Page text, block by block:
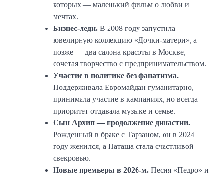
которых — маленький фильм о любви и
мечтах.
Бизнес-леди. В 2008 году запустила
ювелирную коллекцию «Дочки-матери», а
позже — два салона красоты в Москве,
сочетая творчество с предпринимательством.
Участие в политике без фанатизма.
Поддерживала Евромайдан гуманитарно,
принимала участие в кампаниях, но всегда
приоритет отдавала музыке и семье.
Сын Архип — продолжение династии.
Рожденный в браке с Тарзаном, он в 2024
году женился, а Наташа стала счастливой
свекровью.
Новые премьеры в 2026-м. Песня «Педро» и